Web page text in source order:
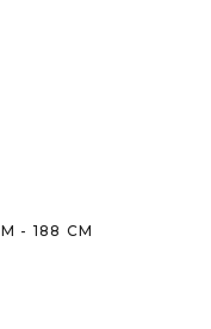
M - 188 CM